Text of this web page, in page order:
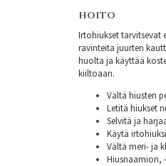
HOITO
Irtohiukset tarvitsevat
ravinteita juurten
huolta ja käyttää
kiiltoaan.
Vältä hiusten
Letitä hiukset
Selvitä ja
Käytä
Vältä meri- ja
Hiusnaamion,